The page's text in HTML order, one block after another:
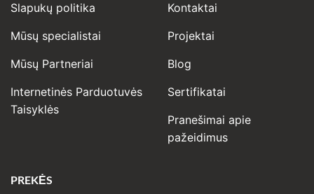
Slapukų politika
Mūsų specialistai
Mūsų Partneriai
Internetinės Parduotuvės
Taisyklės
Kontaktai
Projektai
Blog
Sertifikatai
Pranešimai apie
pažeidimus
PREKĖS